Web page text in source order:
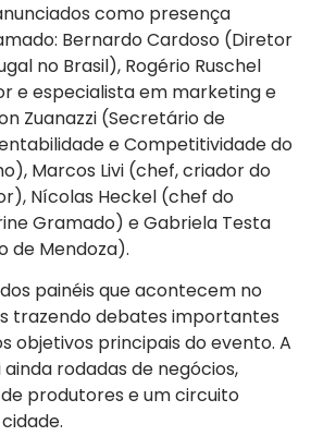
como presença
Bernardo Cardoso (Diretor
no Brasil), Rogério Ruschel
e especialista em marketing e
Zuanazzi (Secretário de
e Competitividade do
Marcos Livi (chef, criador do
Nícolas Heckel (chef do
Gramado) e Gabriela Testa
de Mendoza).
painéis que acontecem no
trazendo debates importantes
objetivos principais do evento. A
rodadas de negócios,
produtores e um circuito